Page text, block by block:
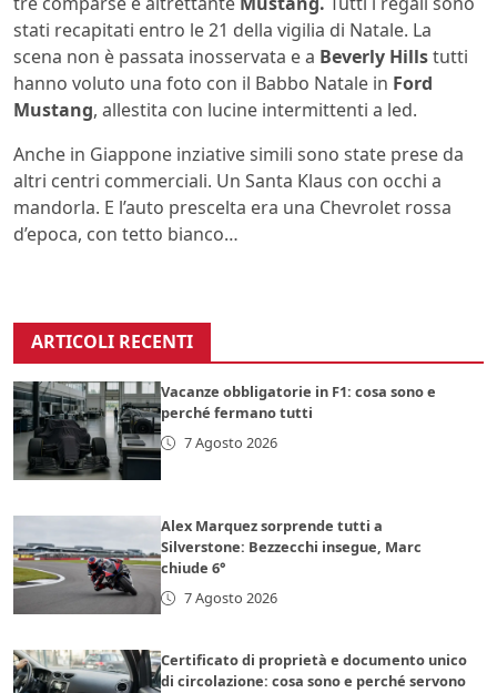
stati recapitati entro le 21 della vigilia di Natale. La
scena non è passata inosservata e a Beverly Hillstutti
hanno voluto una foto con il Babbo Natale in Ford
Mustang, allestita con lucine intermittenti a led.
Anche in Giappone inziative simili sono state prese da
altri centri commerciali. Un Santa Klaus con occhi a
mandorla. E l’auto prescelta era una Chevrolet rossa
d’epoca, con tetto bianco…
ARTICOLI RECENTI
Vacanze obbligatorie in F1: cosa sono e
perché fermano tutti
7 Agosto 2026
Alex Marquez sorprende tutti a
Silverstone: Bezzecchi insegue, Marc
chiude 6°
7 Agosto 2026
Certificato di proprietà e documento unico
di circolazione: cosa sono e perché servono